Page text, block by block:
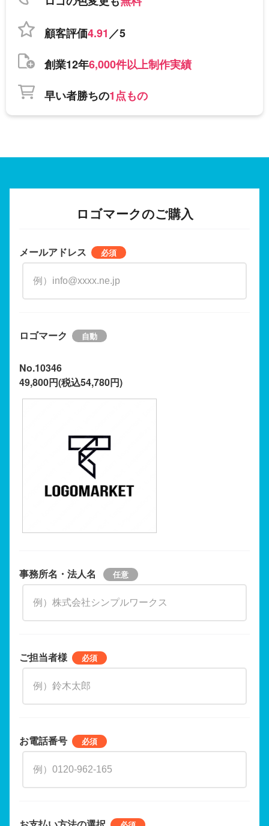
顧客評価4.91／5
創業12年6,000件以上制作実績
早い者勝ちの1点もの
ロゴマークのご購入
メールアドレス
ロゴマーク
No.10346
49,800円(税込54,780円)
事務所名・法人名
ご担当者様
お電話番号